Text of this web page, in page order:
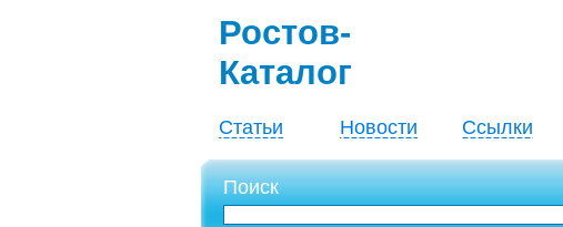
Ростов-
Каталог
Статьи Новости Ссылки
Поиск